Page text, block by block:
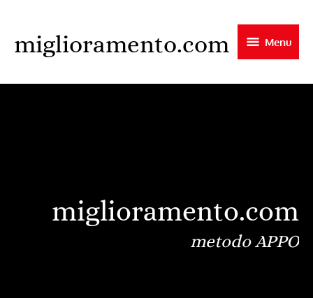
to
content
miglioramento.com Menu
miglioramento.com
metodo APPO